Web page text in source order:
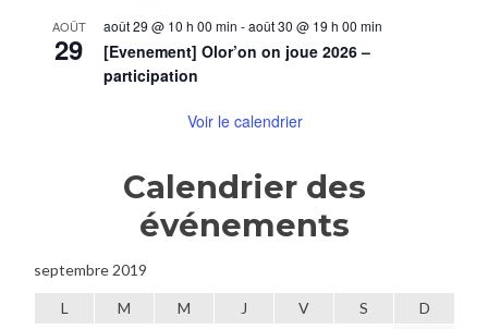
AOÛT
29
août 29 @ 10 h 00 min -août 30 @ 19 h 00 min
[Evenement] Olor’on on joue 2026 –
participation
Voir le calendrier
Calendrier des
événements
septembre 2019
L M M J V S
D